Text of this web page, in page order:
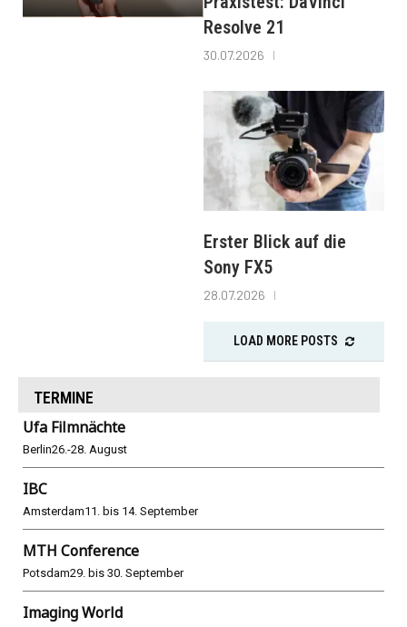
Resolve 21
30.07.2026
Erster Blick auf die
Sony FX5
28.07.2026
LOAD MORE POSTS
TERMINE
Ufa Filmnächte
Berlin26.-28. August
IBC
Amsterdam11. bis 14. September
MTH Conference
Potsdam29. bis 30. September
Imaging World